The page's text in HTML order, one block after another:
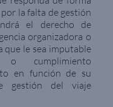
la falta de gestión
el derecho de
organizadora o
que le sea imputable
o cumplimiento
en función de su
gestión del viaje